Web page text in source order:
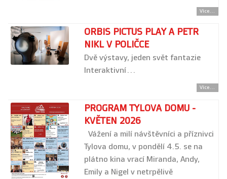
Více...
ORBIS PICTUS PLAY A PETR
NIKL V POLIČCE
Dvě výstavy, jeden svět fantazie
Interaktivní…
Více...
PROGRAM TYLOVA DOMU -
KVĚTEN 2026
Vážení a milí návštěvníci a příznivci
Tylova domu, v pondělí 4.5. se na
plátno kina vrací Miranda, Andy,
Emily a Nigel v netrpělivě